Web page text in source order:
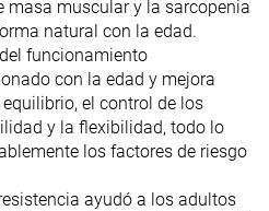
masa muscular y la sarcopenia
natural con la edad.
funcionamiento
con la edad y mejora
el control de los
y la flexibilidad, todo lo
los factores de riesgo
ayudó a los adultos